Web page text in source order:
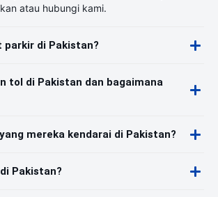
atau hubungi kami.
parkir di Pakistan?
tol di Pakistan dan bagaimana
mereka kendarai di Pakistan?
Pakistan?